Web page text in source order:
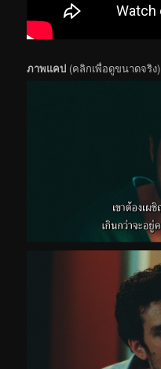
ภาพแคป (คลิกเพื่อดูขนาดจริง)